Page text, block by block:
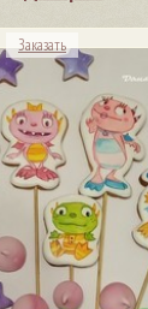
Заказать